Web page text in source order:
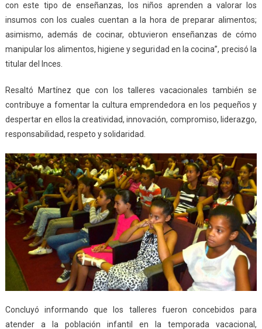
con este tipo de enseñanzas, los niños aprenden a valorar los
insumos con los cuales cuentan a la hora de preparar alimentos;
asimismo, además de cocinar, obtuvieron enseñanzas de cómo
manipular los alimentos, higiene y seguridad en la cocina”, precisó la
titular del Inces.
Resaltó Martínez que con los talleres vacacionales también se
contribuye a fomentar la cultura emprendedora en los pequeños y
despertar en ellos la creatividad, innovación, compromiso, liderazgo,
responsabilidad, respeto y solidaridad.
Concluyó informando que los talleres fueron concebidos para
atender a la población infantil en la temporada vacacional,